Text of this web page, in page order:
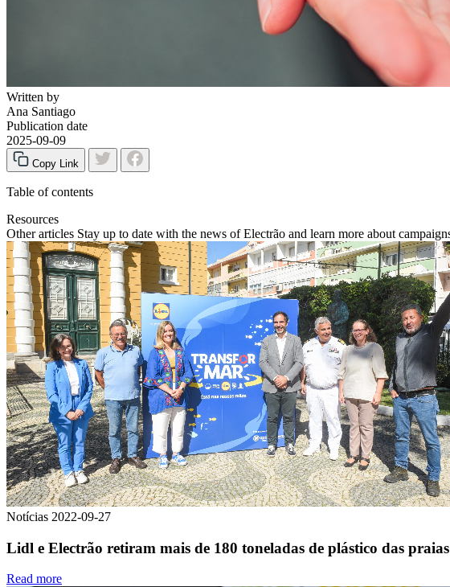
Written by
Ana Santiago
Publication date
2025-09-09
Copy Link
Table of contents
Resources
Other articles Stay up to date with the news of Electrão and learn more about
Notícias 2022-09-27
Lidl e Electrão retiram mais de 180 toneladas de plástico das
Read more